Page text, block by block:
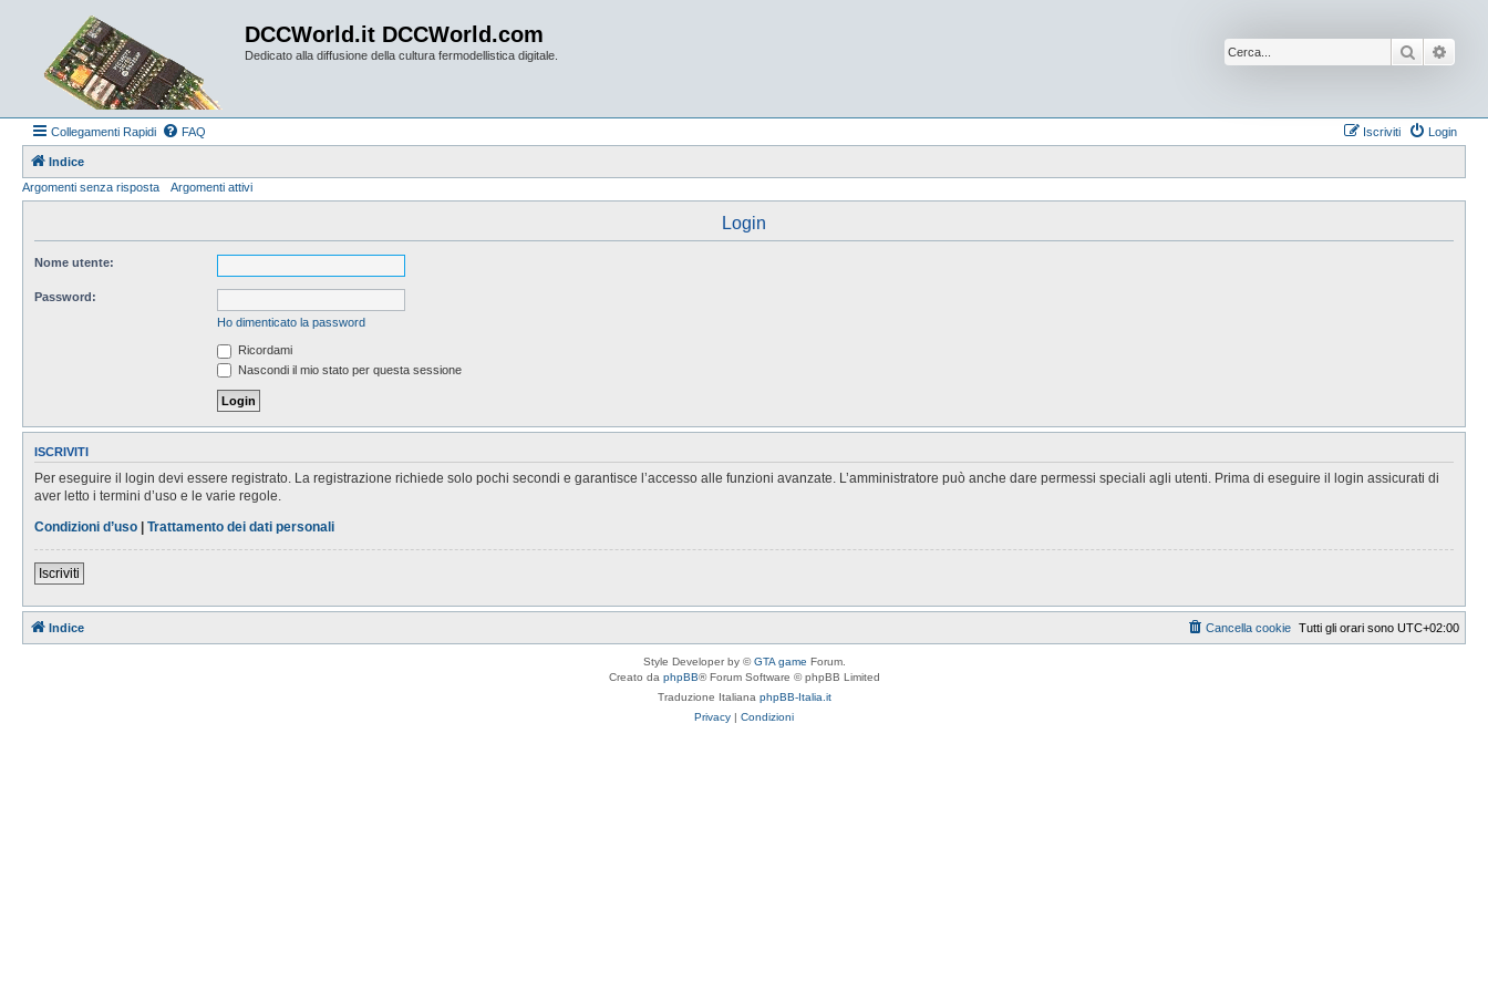
DCCWorld.it DCCWorld.com
Dedicato alla diffusione della cultura fermodellistica digitale. Cerca
Collegamenti Rapidi FAQ Login
Iscriviti
Indice
Argomenti senza risposta
Argomenti attivi
Login
Nome utente:
Password:
Ho dimenticato la password
Ricordami
Nascondi il mio stato per questa sessione
ISCRIVITI
Per eseguire il login devi essere registrato. La registrazione richiede solo pochi secondi e garantisce l’accesso alle funzioni avanzate. L’amministratore può anche dare permessi speciali agli utenti. Prima di eseguire il login assicurati di
aver letto i termini d’uso e le varie regole.
Condizioni d’uso | Trattamento dei dati personali
Iscriviti
Indice Tutti gli orari sono UTC+02:00
Cancella cookie
Style Developer by ©GTA game Forum.
Creato da phpBB® Forum Software © phpBB Limited
Traduzione Italiana phpBB-Italia.it
Privacy | Condizioni